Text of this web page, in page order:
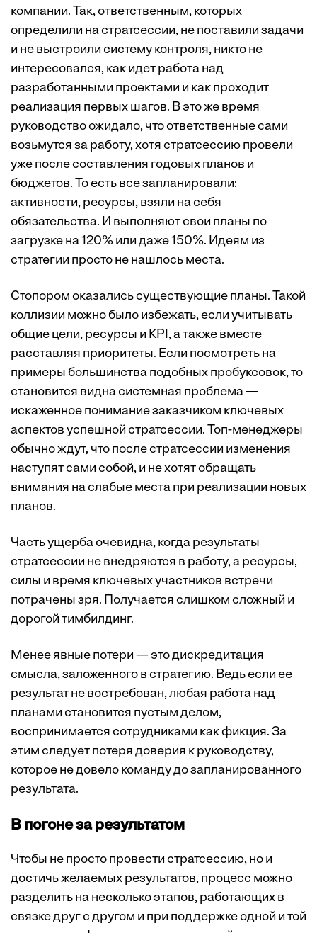
компании. Так, ответственным, которых
определили на стратсессии, не поставили задачи
и не выстроили систему контроля, никто не
интересовался, как идет работа над
разработанными проектами и как проходит
реализация первых шагов. В это же время
руководство ожидало, что ответственные сами
возьмутся за работу, хотя стратсессию провели
уже после составления годовых планов и
бюджетов. То есть все запланировали:
активности, ресурсы, взяли на себя
обязательства. И выполняют свои планы по
загрузке на 120% или даже 150%. Идеям из
стратегии просто не нашлось места.
Стопором оказались существующие планы. Такой
коллизии можно было избежать, если учитывать
общие цели, ресурсы и KPI, а также вместе
расставляя приоритеты. Если посмотреть на
примеры большинства подобных пробуксовок, то
становится видна системная проблема —
искаженное понимание заказчиком ключевых
аспектов успешной стратсессии. Топ-менеджеры
обычно ждут, что после стратсессии изменения
наступят сами собой, и не хотят обращать
внимания на слабые места при реализации новых
планов.
Часть ущерба очевидна, когда результаты
стратсессии не внедряются в работу, а ресурсы,
силы и время ключевых участников встречи
потрачены зря. Получается слишком сложный и
дорогой тимбилдинг.
Менее явные потери — это дискредитация
смысла, заложенного в стратегию. Ведь если ее
результат не востребован, любая работа над
планами становится пустым делом,
воспринимается сотрудниками как фикция. За
этим следует потеря доверия к руководству,
которое не довело команду до запланированного
результата.
В погоне за результатом
Чтобы не просто провести стратсессию, но и
достичь желаемых результатов, процесс можно
разделить на несколько этапов, работающих в
связке друг с другом и при поддержке одной и той